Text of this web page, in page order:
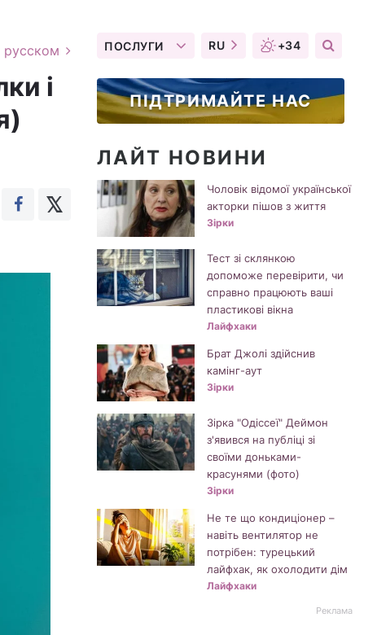
русском
і
ПОСЛУГИ RU +34
ПІДТРИМАЙТЕ НАС
ЛАЙТ НОВИНИ
Чоловік відомої української
акторки пішов з життя
Зірки
Тест зі склянкою
допоможе перевірити, чи
справно працюють ваші
пластикові вікна
Лайфхаки
Брат Джолі здійснив
камінг-аут
Зірки
Зірка "Одіссеї" Деймон
з'явився на публіці зі
своїми доньками-
красунями (фото)
Зірки
Не те що кондиціонер –
навіть вентилятор не
потрібен: турецький
лайфхак, як охолодити дім
Лайфхаки
Реклама